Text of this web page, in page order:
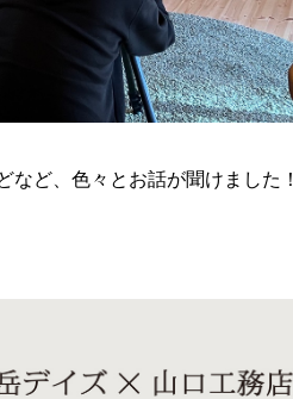
ど、色々とお話が聞けました！